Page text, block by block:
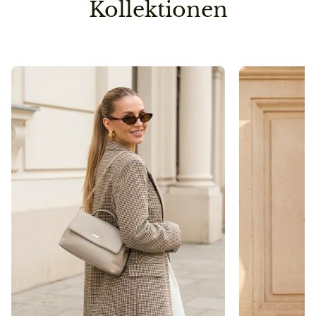
auch die zweite/dritte Ware auf Lager ist.
So sparen wir einen Versandweg und belasten die
Umwelt nicht unnötig.
Pflegehinweis
Bitte vermeidet den Kontakt zu Desinfektionsmittel
oder anderen chemischen Substanzen, da die
Oberfläche dadurch angegriffen werden kann.
Kollektionen